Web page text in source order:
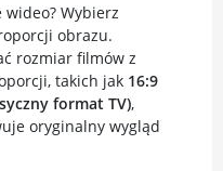
Wybierz
obrazu.
rozmiar filmów z
takich jak 16:9
format TV),
oryginalny wygląd